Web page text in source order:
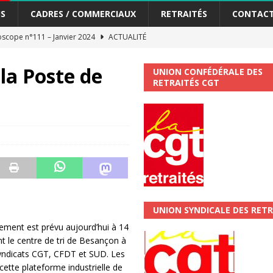
CADRES / COMMERCIAUX RETRAITÉS
n°111 – Janvier 2024
ACTUALITÉ
et…. des augmentations pour les salariéS !!!
de développement de la Direction Commerciale DDCE/Télévente :
Sociales et Culturelles : Un droit, pas un cadeau !
n°126
AUTRES TRACTS
Poste de
est prévu aujourd’hui à 14
le centre de tri de Besançon à
CGT, CFDT et SUD. Les
plateforme industrielle de
UNION CONFÉDÉRALE DES
RETRAITÉS CGT
UNION SYNDICALE DES